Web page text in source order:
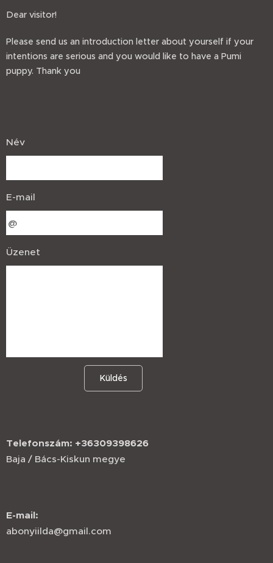
Dear visitor!
Please send us an introduction letter about yourself if your
intentions are serious and you would like to have a Pumi
puppy. Thank you
Név
E-mail
Üzenet
Küldés
Telefonszám: +36309398626
Baja / Bács-Kiskun megye
E-mail:
abonyiilda@gmail.com